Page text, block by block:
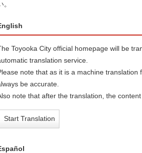
。
Toyooka City official homepage will be
translation service.
note that as it is a machine
be accurate.
note that after the translation, the
Start Translation